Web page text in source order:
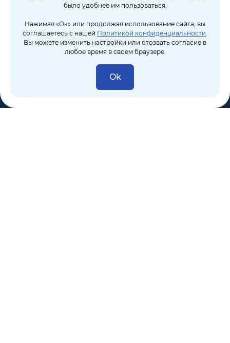
было удобнее им пользоваться.
Нажимая «Ок» или продолжая использование сайта, вы
соглашаетесь с нашей Политикой конфиденциальности.
Вы можете изменить настройки или отозвать согласие в
любое время в своем браузере.
Ok